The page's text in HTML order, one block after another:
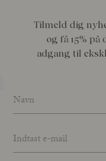
Tilmeld dig
og få 15%
adgang til
Name
Email address*